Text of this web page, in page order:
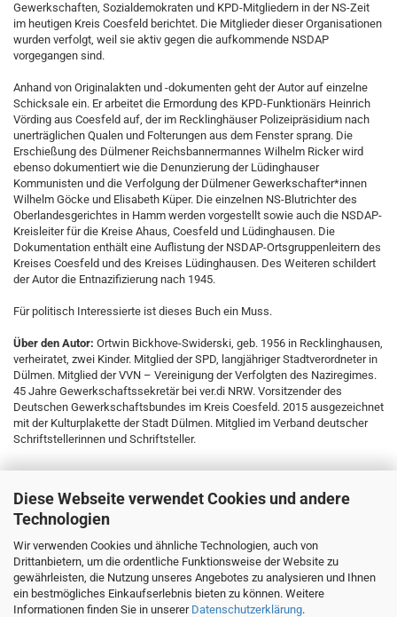
Diese Webseite verwendet Cookies und andere
Technologien
Wir verwenden Cookies und ähnliche Technologien, auch von
Drittanbietern, um die ordentliche Funktionsweise der Website zu
gewährleisten, die Nutzung unseres Angebotes zu analysieren und Ihnen
ein bestmögliches Einkaufserlebnis bieten zu können. Weitere
Informationen finden Sie in unserer Datenschutzerklärung.
Gewerkschaften, Sozialdemokraten und KPD-Mitgliedern in der NS-Zeit
im heutigen Kreis Coesfeld berichtet. Die Mitglieder dieser Organisationen
wurden verfolgt, weil sie aktiv gegen die aufkommende NSDAP
vorgegangen sind.
Anhand von Originalakten und -dokumenten geht der Autor auf einzelne
Schicksale ein. Er arbeitet die Ermordung des KPD-Funktionärs Heinrich
Vörding aus Coesfeld auf, der im Recklinghäuser Polizeipräsidium nach
unerträglichen Qualen und Folterungen aus dem Fenster sprang. Die
Erschießung des Dülmener Reichsbannermannes Wilhelm Ricker wird
ebenso dokumentiert wie die Denunzierung der Lüdinghauser
Kommunisten und die Verfolgung der Dülmener Gewerkschafter*innen
Wilhelm Göcke und Elisabeth Küper. Die einzelnen NS-Blutrichter des
Oberlandesgerichtes in Hamm werden vorgestellt sowie auch die NSDAP-
Kreisleiter für die Kreise Ahaus, Coesfeld und Lüdinghausen. Die
Dokumentation enthält eine Auflistung der NSDAP-Ortsgruppenleitern des
Kreises Coesfeld und des Kreises Lüdinghausen. Des Weiteren schildert
der Autor die Entnazifizierung nach 1945.
Für politisch Interessierte ist dieses Buch ein Muss.
Über den Autor: Ortwin Bickhove-Swiderski, geb. 1956 in Recklinghausen,
verheiratet, zwei Kinder. Mitglied der SPD, langjähriger Stadtverordneter in
Dülmen. Mitglied der VVN – Vereinigung der Verfolgten des Naziregimes.
45 Jahre Gewerkschaftssekretär bei ver.di NRW. Vorsitzender des
Deutschen Gewerkschaftsbundes im Kreis Coesfeld. 2015 ausgezeichnet
mit der Kulturplakette der Stadt Dülmen. Mitglied im Verband deutscher
Schriftstellerinnen und Schriftsteller.